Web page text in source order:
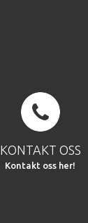
KONTAKT OSS
Kontakt oss her!